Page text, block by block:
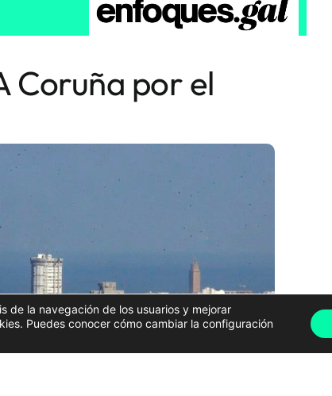
Coruña por el
de la navegación de los usuarios y mejorar
Puedes conocer cómo cambiar la configuración